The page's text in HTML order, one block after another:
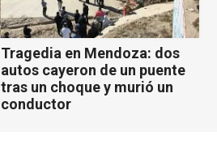
Tragedia en Mendoza: dos
autos cayeron de un puente
tras un choque y murió un
conductor